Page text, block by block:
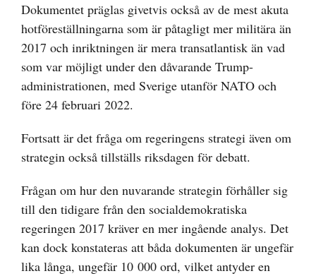
Dokumentet präglas givetvis också av de mest akuta
hotföreställningarna som är påtagligt mer militära än
2017 och inriktningen är mera transatlantisk än vad
som var möjligt under den dåvarande Trump-
administrationen, med Sverige utanför NATO och
före 24 februari 2022.
Fortsatt är det fråga om regeringens strategi även om
strategin också tillställs riksdagen för debatt.
Frågan om hur den nuvarande strategin förhåller sig
till den tidigare från den socialdemokratiska
regeringen 2017 kräver en mer ingående analys. Det
kan dock konstateras att båda dokumenten är ungefär
lika långa, ungefär 10 000 ord, vilket antyder en